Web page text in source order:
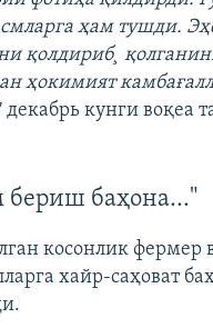
ҳам тушди.
қолдириб¸
ҳокимият
декабрь кунги воқеа
бериш баҳона..."
косонлик фермер
хайр-саҳоват